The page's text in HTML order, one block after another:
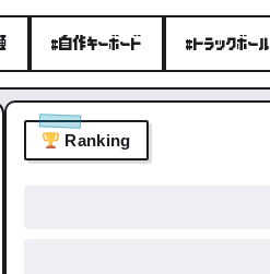
#自作キーボード #トラックボール
Ranking